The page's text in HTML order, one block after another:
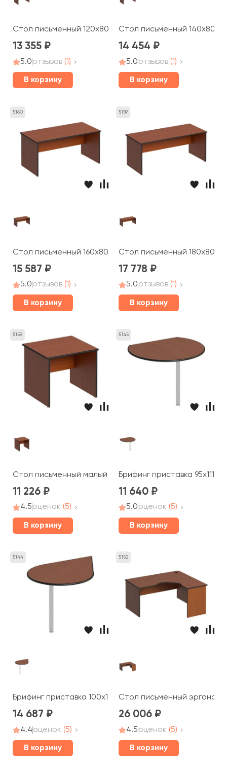
Стол письменный 120x80x75 Дин-Р
13 355
5.0отзывов (1)
В корзину
Стол письменный
14 454
5.0отзывов (1)
В корзину
5160
Стол письменный 160x80x75 Дин-Р
15 587
5.0отзывов (1)
В корзину
5159
Стол письменный
17 778
5.0отзывов (1)
В корзину
5158
Стол письменный малый 86x80x75 Дин-Р
11 226
4.5оценок (5)
В корзину
5145
Брифинг приставка
11 640
5.0оценок (5)
В корзину
5144
Брифинг приставка 100x132x2,5 Дин-Р
14 687
4.4оценок (5)
В корзину
5152
Стол письменный
26 006
4.5оценок (5)
В корзину